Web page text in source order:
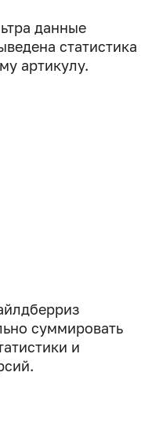
данные
статистика
артикулу.
суммировать
и